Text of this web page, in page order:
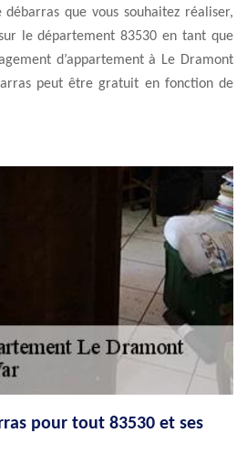
que vous souhaitez réaliser,
le département 83530 en tant que
d’appartement à Le Dramont
peut être gratuit en fonction de
pour tout 83530 et ses